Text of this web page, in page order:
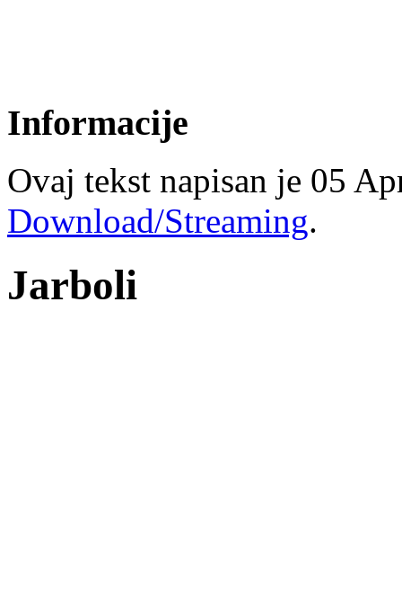
Informacije
Ovaj tekst napisan je 05
Download/Streaming.
Jarboli